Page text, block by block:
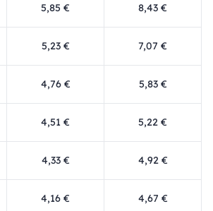
5,85 € 8,43 €
5,23 € 7,07 €
4,76 € 5,83 €
4,51 € 5,22 €
4,33 € 4,92 €
4,16 € 4,67 €